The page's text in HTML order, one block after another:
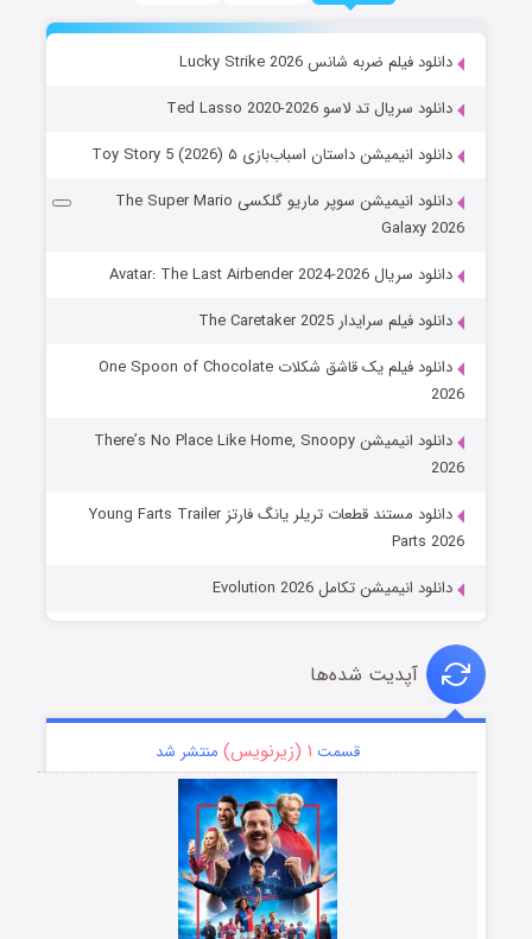
دانلود فیلم ضربه شانس Lucky Strike 2026
دانلود سریال تد لاسو Ted Lasso 2020-2026
دانلود انیمیشن داستان اسباب‌بازی ۵ Toy Story 5 (2026)
دانلود انیمیشن سوپر ماریو گلکسی The Super Mario
Galaxy 2026
دانلود سریال Avatar: The Last Airbender 2024-2026
دانلود فیلم سرایدار The Caretaker 2025
دانلود فیلم یک قاشق شکلات One Spoon of Chocolate
2026
دانلود انیمیشن There’s No Place Like Home, Snoopy
2026
دانلود مستند قطعات تریلر یانگ فارتز Young Farts Trailer
Parts 2026
دانلود انیمیشن تکامل Evolution 2026
آپدیت شده‌ها
قسمت ۱ (زیرنویس) منتشر شد